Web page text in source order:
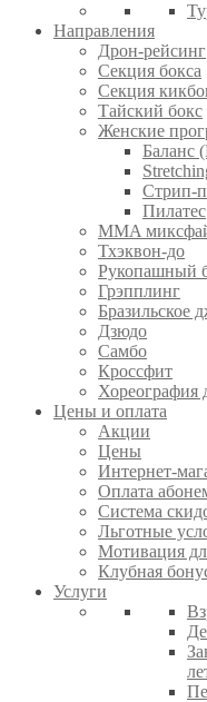
Направления
Дрон-рейсинг
Секция бокса
Секция
Тайский бокс
Женские
Баланс
Стрип-
Пилатес
MMA
Тхэквон-до
Рукопашный
Грэпплинг
Бразильское
Дзюдо
Самбо
Кроссфит
Хореография
Цены и оплата
Акции
Цены
Интернет-
Оплата
Система
Льготные
Мотивация
Клубная
Услуги